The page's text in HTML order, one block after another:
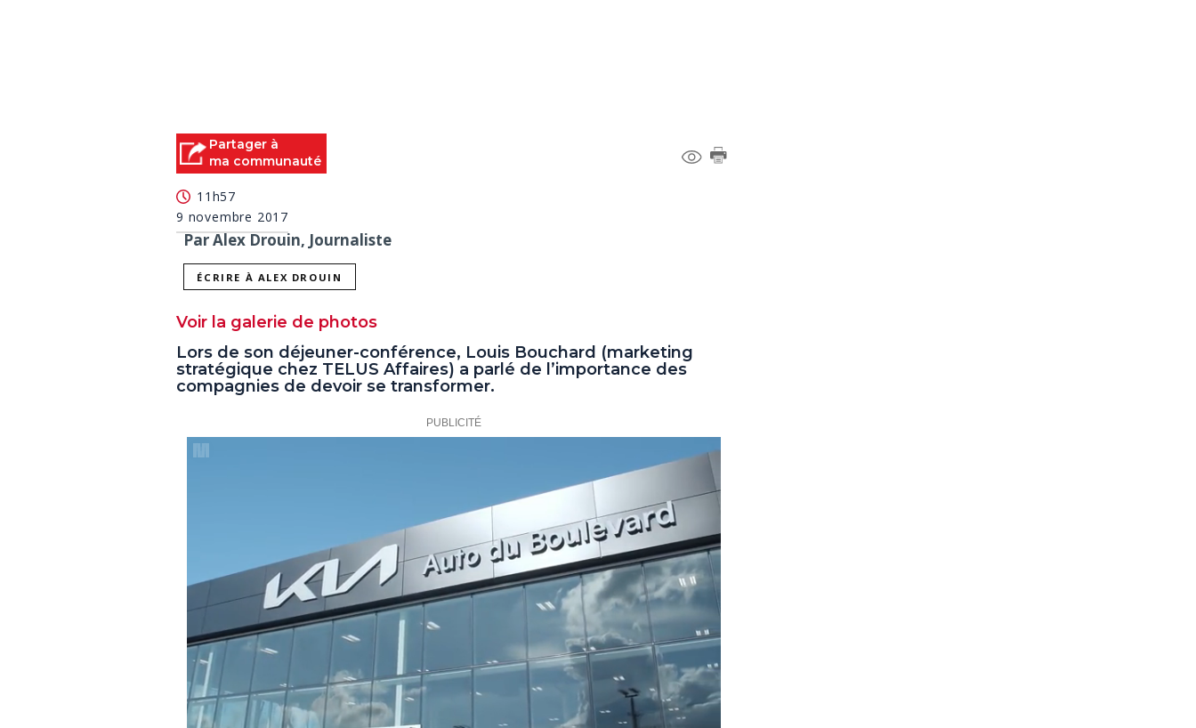
Partager à
ma communauté
11h57
9 novembre 2017
Par Alex Drouin, Journaliste
ÉCRIRE À ALEX DROUIN
Voir la galerie de photos
Lors de son déjeuner-conférence, Louis Bouchard (marketing
stratégique chez TELUS Affaires) a parlé de l’importance des
compagnies de devoir se transformer.